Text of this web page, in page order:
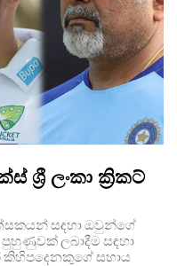
ශ්‍රී ලංකා ක්‍රිකට්
සඳහා ඔවුන්ගේ
ලබාදීම සඳහා
කිහිපදෙනකුගේ සහාය